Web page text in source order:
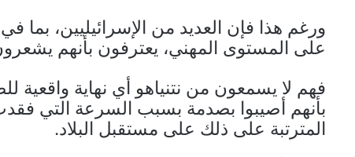
ورغم هذا فإن العديد من الإسرائيليين،
على المستوى المهني، يعترفون بأنهم يشعرون
فهم لا يسمعون من نتنياهو أي نهاية واقعية
بأنهم أصيبوا بصدمة بسبب السرعة التي
المترتبة على ذلك على مستقبل البلاد.